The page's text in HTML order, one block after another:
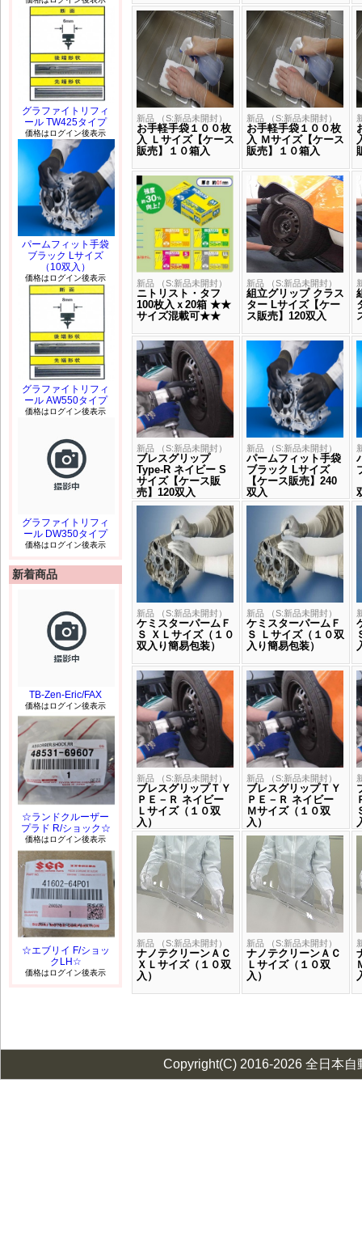
新品 （S:新品未開封）
お手軽手袋１００枚
入 Ｌサイズ【ケース
販売】１０箱入
新品 （S:新品未開封）
お手軽手袋１００枚
入 Ｍサイズ【ケース
販売】１０箱入
新品 （S:新品未開封）
ニトリスト・タフ
100枚入ｘ20箱 ★★
サイズ混載可★★
新品 （S:新品未開封）
組立グリップ クラス
ター Lサイズ【ケー
ス販売】120双入
新品 （S:新品未開封）
ブレスグリップ
Type-R ネイビー S
サイズ【ケース販
売】120双入
新品 （S:新品未開封）
パームフィット手袋
ブラック Lサイズ
【ケース販売】240
双入
新品 （S:新品未開封）
ケミスターパームＦ
Ｓ ＸＬサイズ（１０
双入り簡易包装）
新品 （S:新品未開封）
ケミスターパームＦ
Ｓ Ｌサイズ（１０双
入り簡易包装）
新品 （S:新品未開封）
ブレスグリップＴＹ
ＰＥ－Ｒ ネイビー
Ｌサイズ（１０双
入）
新品 （S:新品未開封）
ブレスグリップＴＹ
ＰＥ－Ｒ ネイビー
Ｍサイズ（１０双
入）
新品 （S:新品未開封）
ナノテクリーンＡＣ
ＸＬサイズ（１０双
入）
新品 （S:新品未開封）
ナノテクリーンＡＣ
Ｌサイズ（１０双
入）
グラファイトリフィ
ール TW425タイプ
価格はログイン後表示
パームフィット手袋
ブラック Lサイズ
（10双入）
価格はログイン後表示
グラファイトリフィ
ール AW550タイプ
価格はログイン後表示
グラファイトリフィ
ール DW350タイプ
価格はログイン後表示
新着商品
TB-Zen-Eric/FAX
価格はログイン後表示
☆ランドクルーザー
プラド R/ショック☆
価格はログイン後表示
☆エブリイ F/ショッ
クLH☆
価格はログイン後表示
Copyright(C) 2016-2026 全日本